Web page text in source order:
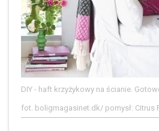
DIY - haft krzyżykowy na ścianie.
fot. boligmagasinet.dk/ pomysł: Citrus